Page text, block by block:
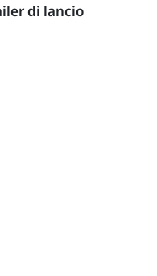
di lancio